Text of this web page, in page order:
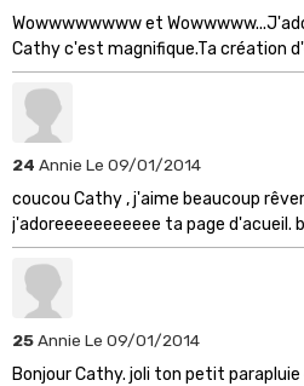
Wowwwwwwww et
Cathy c'est magnifique.Ta création
24 Annie Le 09/01/2014
coucou Cathy , j'aime beaucoup rêver
j'adoreeeeeeeeeee ta page d'acueil.
25Annie Le 09/01/2014
Bonjour Cathy. joli ton petit